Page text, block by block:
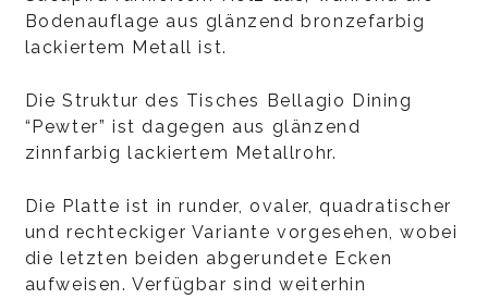
Bodenauflage aus glänzend bronzefarbig
lackiertem Metall ist.
Die Struktur des Tisches Bellagio Dining
“Pewter” ist dagegen aus glänzend
zinnfarbig lackiertem Metallrohr.
Die Platte ist in runder, ovaler, quadratischer
und rechteckiger Variante vorgesehen, wobei
die letzten beiden abgerundete Ecken
aufweisen. Verfügbar sind weiterhin